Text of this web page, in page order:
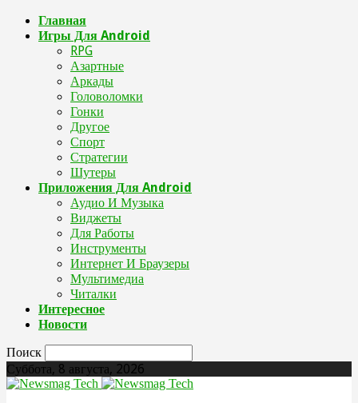
Главная
Игры Для Android
RPG
Азартные
Аркады
Головоломки
Гонки
Другое
Спорт
Стратегии
Шутеры
Приложения Для Android
Аудио И Музыка
Виджеты
Для Работы
Инструменты
Интернет И Браузеры
Мультимедиа
Читалки
Интересное
Новости
Поиск
Суббота, 8 августа, 2026